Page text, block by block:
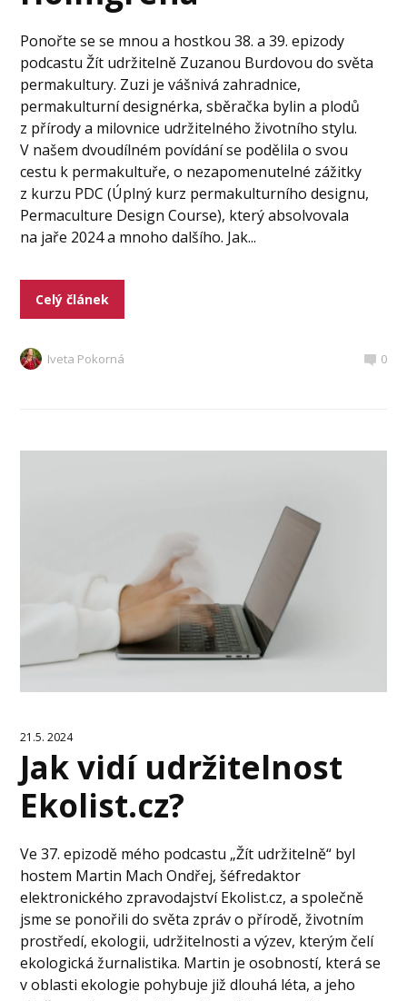
Ponořte se se mnou a hostkou 38. a 39. epizody
podcastu Žít udržitelně Zuzanou Burdovou do světa
permakultury. Zuzi je vášnivá zahradnice,
permakulturní designérka, sběračka bylin a plodů
z přírody a milovnice udržitelného životního stylu.
V našem dvoudílném povídání se podělila o svou
cestu k permakultuře, o nezapomenutelné zážitky
z kurzu PDC (Úplný kurz permakulturního designu,
Permaculture Design Course), který absolvovala
na jaře 2024 a mnoho dalšího. Jak...
Celý článek
Iveta Pokorná 0
21.5. 2024
Jak vidí udržitelnost
Ekolist.cz?
Ve 37. epizodě mého podcastu „Žít udržitelně“ byl
hostem Martin Mach Ondřej, šéfredaktor
elektronického zpravodajství Ekolist.cz, a společně
jsme se ponořili do světa zpráv o přírodě, životním
prostředí, ekologii, udržitelnosti a výzev, kterým čelí
ekologická žurnalistika. Martin je osobností, která se
v oblasti ekologie pohybuje již dlouhá léta, a jeho